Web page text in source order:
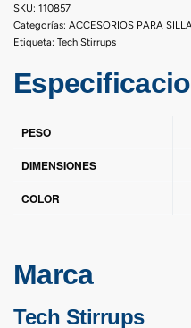
110857
Categorías: ACCESORIOS PARA
Etiqueta: Tech Stirrups
PESO
DIMENSIONES
COLOR
Marca
Tech Stirrups